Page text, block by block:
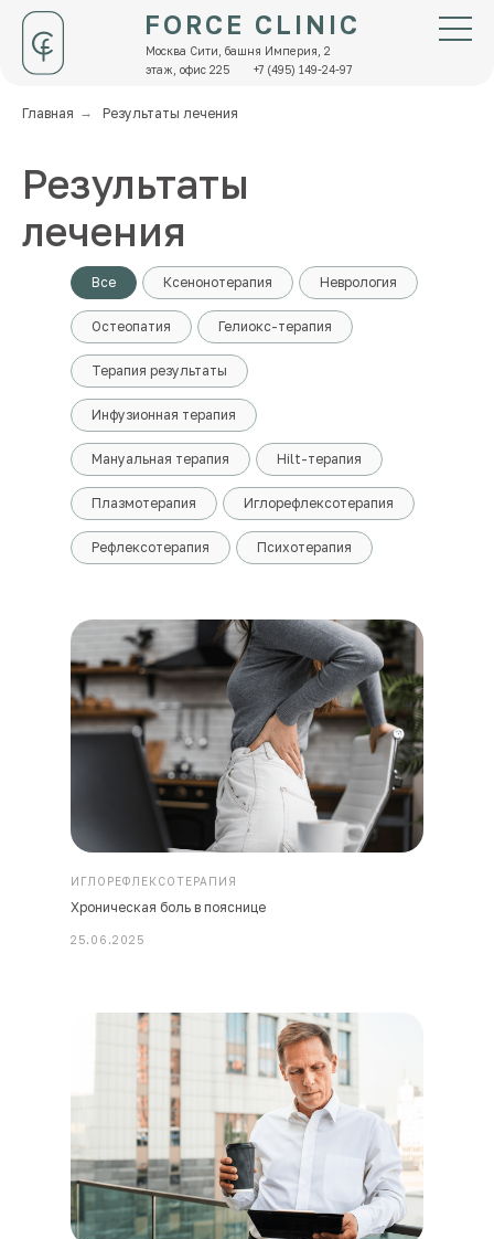
Москва Сити, башня Империя, 2
этаж, офис 225
+7 (495) 149-24-97
FORCE CLINIC
Главная → Результаты лечения
Результаты
лечения
Все Ксенонотерапия Неврология
Остеопатия Гелиокс-терапия
Терапия результаты
Инфузионная терапия
Мануальная терапия Hilt-терапия
Плазмотерапия Иглорефлексотерапия
Рефлексотерапия Психотерапия
ИГЛОРЕФЛЕКСОТЕРАПИЯ
Хроническая боль в пояснице
25.06.2025